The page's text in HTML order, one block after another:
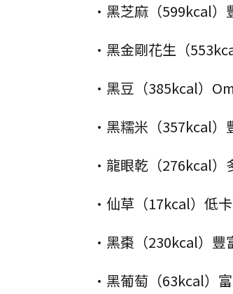
•黑芝麻（599kcal）
•黑金剛花生（
•黑豆（385kcal）
•黑糯米（357kcal）
•龍眼乾（276kcal）
•仙草（17kcal）低
•黑棗（230kcal）豐
•黑葡萄（63kcal）